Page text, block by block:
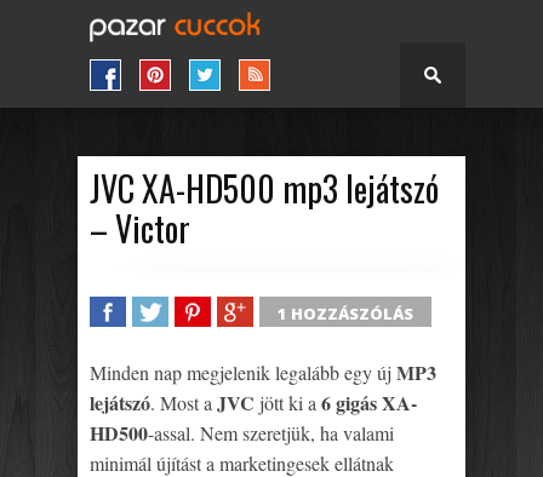
JVC XA-HD500 mp3 lejátszó
– Victor
1 HOZZÁSZÓLÁS
Minden nap megjelenik legalább egy új MP3
lejátszó. Most a JVC jött ki a 6 gigás XA-
HD500-assal. Nem szeretjük, ha valami
minimál újítást a marketingesek ellátnak